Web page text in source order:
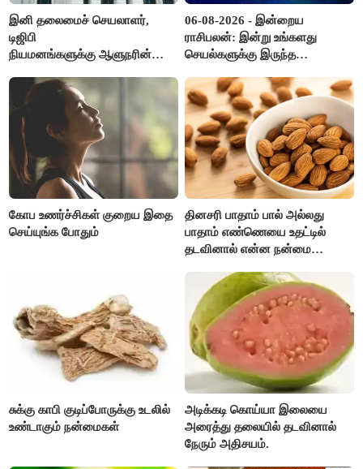
இனி தலைமைச் செயலாளர்,
டிஜிபி
நியமனங்களுக்கு ஆளுநரின்
தமிழ்நாடு அரசு அதிரடி..!
06-08-2026 - இன்றைய
ராசிபலன்: இன்று உங்களது
செயல்களுக்கு இருந்த
எதிர்பார்த்த உதவிகள் கிடைக்கும்.
பணவரத்து கூடும்..!
கோப உணர்ச்சிகள் குறைய இதை
செய்யுங்க போதும்
தினசரி பாதாம் பால் அல்லது
பாதாம் எண்ணெயை உதட்டில்
தடவினால் என்ன நன்மை
சுக்கு காபி குடிப்போருக்கு உடலில்
உண்டாகும் நன்மைகள்
அடிக்கடி கொய்யா இலையை
அரைத்து தலையில் தடவினால்
நேரும் அதிசயம்.